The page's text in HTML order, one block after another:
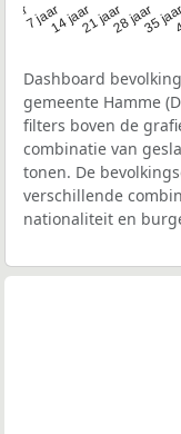
7 jaar14 jaar21 jaar28 jaar
35
Dashboard
gemeente Hamme
filters boven de
combinatie van
tonen. De
verschillende
nationaliteit en